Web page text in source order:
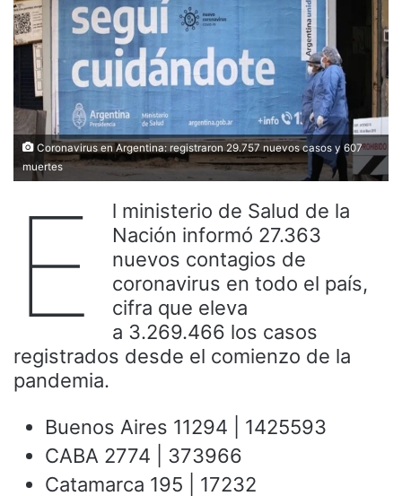
Coronavirus en Argentina: registraron 29.757 nuevos casos y 607
muertes
E
l ministerio de Salud de la
Nación informó 27.363
nuevos contagios de
coronavirus en todo el país,
cifra que eleva
a 3.269.466 los casos
registrados desde el comienzo de la
pandemia.
Buenos Aires 11294 | 1425593
CABA 2774 | 373966
Catamarca 195 | 17232